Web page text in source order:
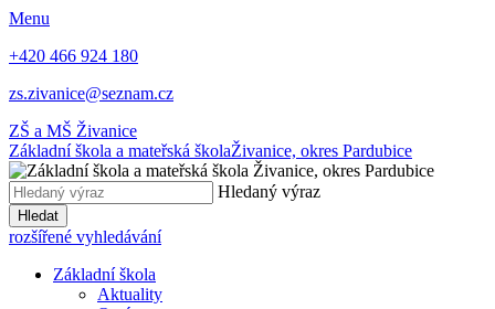
Menu
+420 466 924 180
zs.zivanice@seznam.cz
ZŠ a MŠ Živanice
Základní škola a mateřská školaŽivanice, okres Pardubice
Hledaný výraz
Hledat
rozšířené vyhledávání
Základní škola
Aktuality